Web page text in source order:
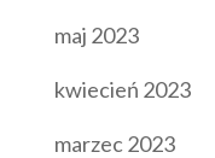
maj 2023
kwiecień 2023
marzec 2023